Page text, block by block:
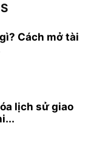
Cách mở tài
lịch sử giao